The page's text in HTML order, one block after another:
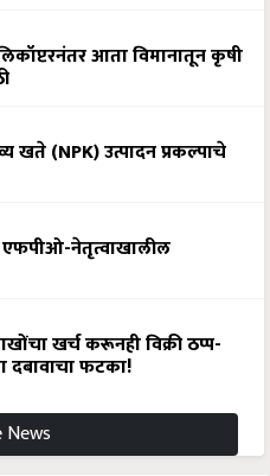
आता विमानातून कृषी
खते (NPK) उत्पादन प्रकल्पाचे
एफपीओ-नेतृत्वाखालील
खर्च करूनही विक्री ठप्प-
दबावाचा फटका!